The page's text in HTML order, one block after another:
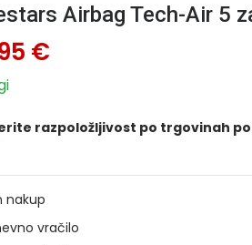
Airbag Tech-Air 5
€
razpoložljivost po trgovinah
nakup
vračilo